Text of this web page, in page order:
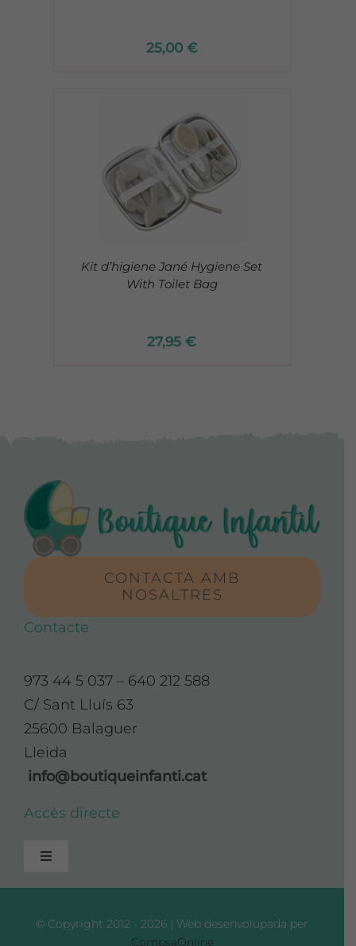
25,00 €
Kit d’higiene Jané Hygiene Set
With Toilet Bag
27,95€
CONTACTA AMB
NOSALTRES
Contacte
973 44 5 037 – 640 212 588
C/ Sant Lluís 63
25600 Balaguer
Lleida
info@boutiqueinfanti.cat
Accès directe
Toggle
© Copyright 2012 - 2026 | Web desenvolupada per
CompsaOnline